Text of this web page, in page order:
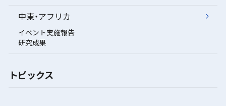
中東・アフリカ
イベント実施報告
研究成果
トピックス